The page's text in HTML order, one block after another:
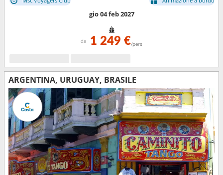
gio 04 feb 2027
da 1 249 €/pers
ARGENTINA, URUGUAY, BRASILE